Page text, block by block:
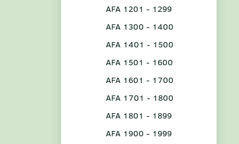
AFA 1201 - 1299
AFA 1300 - 1400
AFA 1401 - 1500
AFA 1501 - 1600
AFA 1601 - 1700
AFA 1701 - 1800
AFA 1801 - 1899
AFA 1900 - 1999